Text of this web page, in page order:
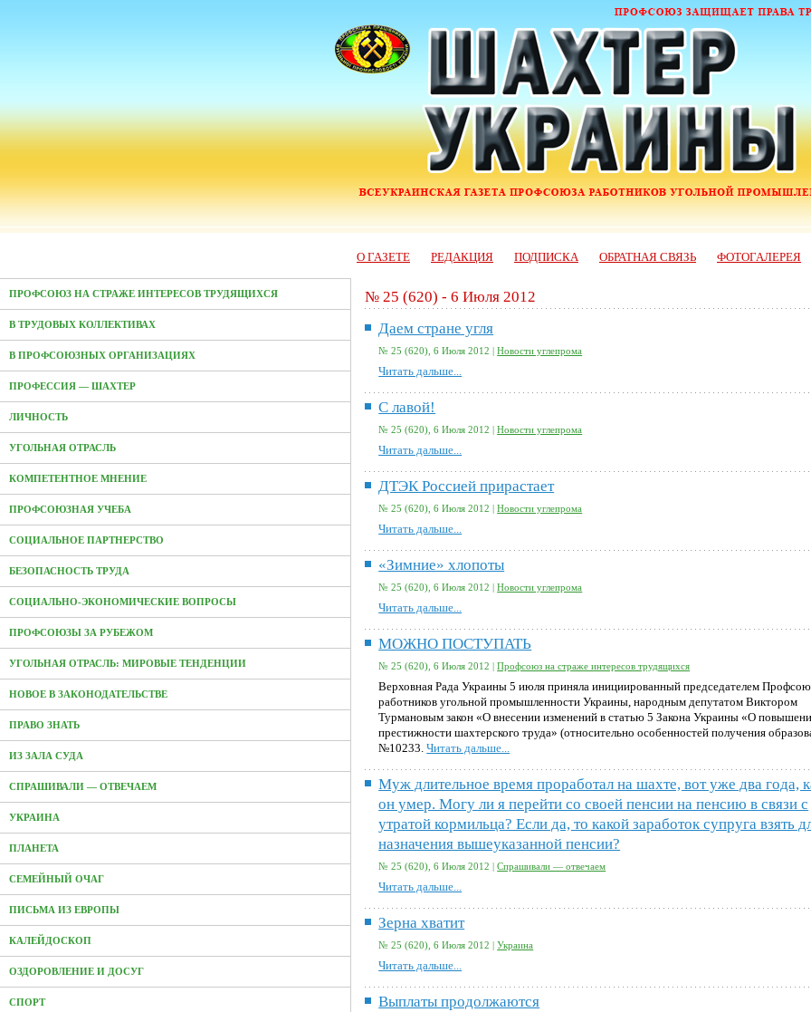
О ГАЗЕТЕ РЕДАКЦИЯ ПОДПИСКА ОБРАТНАЯ СВЯЗЬ ФОТОГАЛЕРЕЯ
ПРОФСОЮЗ НА СТРАЖЕ ИНТЕРЕСОВ ТРУДЯЩИХСЯ
В ТРУДОВЫХ КОЛЛЕКТИВАХ
В ПРОФСОЮЗНЫХ ОРГАНИЗАЦИЯХ
ПРОФЕССИЯ — ШАХТЕР
ЛИЧНОСТЬ
УГОЛЬНАЯ ОТРАСЛЬ
КОМПЕТЕНТНОЕ МНЕНИЕ
ПРОФСОЮЗНАЯ УЧЕБА
СОЦИАЛЬНОЕ ПАРТНЕРСТВО
БЕЗОПАСНОСТЬ ТРУДА
СОЦИАЛЬНО-ЭКОНОМИЧЕСКИЕ ВОПРОСЫ
ПРОФСОЮЗЫ ЗА РУБЕЖОМ
УГОЛЬНАЯ ОТРАСЛЬ: МИРОВЫЕ ТЕНДЕНЦИИ
НОВОЕ В ЗАКОНОДАТЕЛЬСТВЕ
ПРАВО ЗНАТЬ
ИЗ ЗАЛА СУДА
СПРАШИВАЛИ — ОТВЕЧАЕМ
УКРАИНА
ПЛАНЕТА
СЕМЕЙНЫЙ ОЧАГ
ПИСЬМА ИЗ ЕВРОПЫ
КАЛЕЙДОСКОП
ОЗДОРОВЛЕНИЕ И ДОСУГ
СПОРТ
№ 25 (620) - 6 Июля 2012
Даем стране угля
№ 25 (620), 6 Июля 2012 |Новости углепрома
Читать дальше...
С лавой!
№ 25 (620), 6 Июля 2012 |Новости углепрома
Читать дальше...
ДТЭК Россией прирастает
№ 25 (620), 6 Июля 2012 |Новости углепрома
Читать дальше...
«Зимние» хлопоты
№ 25 (620), 6 Июля 2012 |Новости углепрома
Читать дальше...
МОЖНО ПОСТУПАТЬ
№ 25 (620), 6 Июля 2012 |Профсоюз на страже интересов трудящихся
Верховная Рада Украины 5 июля приняла инициированный председателем
работников угольной промышленности Украины, народным депутатом Виктором
Турмановым закон «О внесении изменений в статью 5 Закона Украины «О
престижности шахтерского труда» (относительно особенностей получения
№10233.Читать дальше...
Муж длительное время проработал на шахте, вот уже два года,
он умер. Могу ли я перейти со своей пенсии на пенсию в связи с
утратой кормильца? Если да, то какой заработок супруга взять
назначения вышеуказанной пенсии?
№ 25 (620), 6 Июля 2012 |Спрашивали — отвечаем
Читать дальше...
Зерна хватит
№ 25 (620), 6 Июля 2012 |Украина
Читать дальше...
Выплаты продолжаются